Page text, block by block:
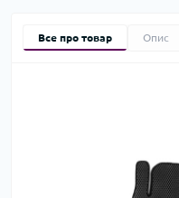
Все про товар Опис